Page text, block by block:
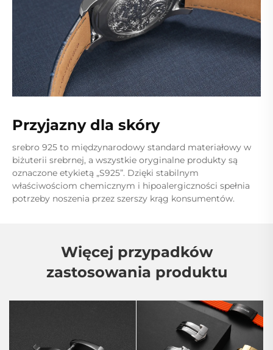
Przyjazny dla skóry
srebro 925 to międzynarodowy standard materiałowy w
biżuterii srebrnej, a wszystkie oryginalne produkty są
oznaczone etykietą „S925”. Dzięki stabilnym
właściwościom chemicznym i hipoalergiczności spełnia
potrzeby noszenia przez szerszy krąg konsumentów.
Więcej przypadków
zastosowania produktu